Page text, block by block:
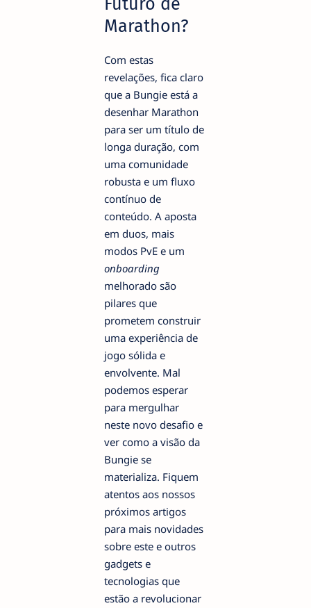
Marathon?
Com estas
revelações, fica claro
que a Bungie está a
desenhar Marathon
para ser um título de
longa duração, com
uma comunidade
robusta e um fluxo
contínuo de
conteúdo. A aposta
em duos, mais
modos PvE e um
onboarding
melhorado são
pilares que
prometem construir
uma experiência de
jogo sólida e
envolvente. Mal
podemos esperar
para mergulhar
neste novo desafio e
ver como a visão da
Bungie se
materializa. Fiquem
atentos aos nossos
próximos artigos
para mais novidades
sobre este e outros
gadgets e
tecnologias que
estão a revolucionar